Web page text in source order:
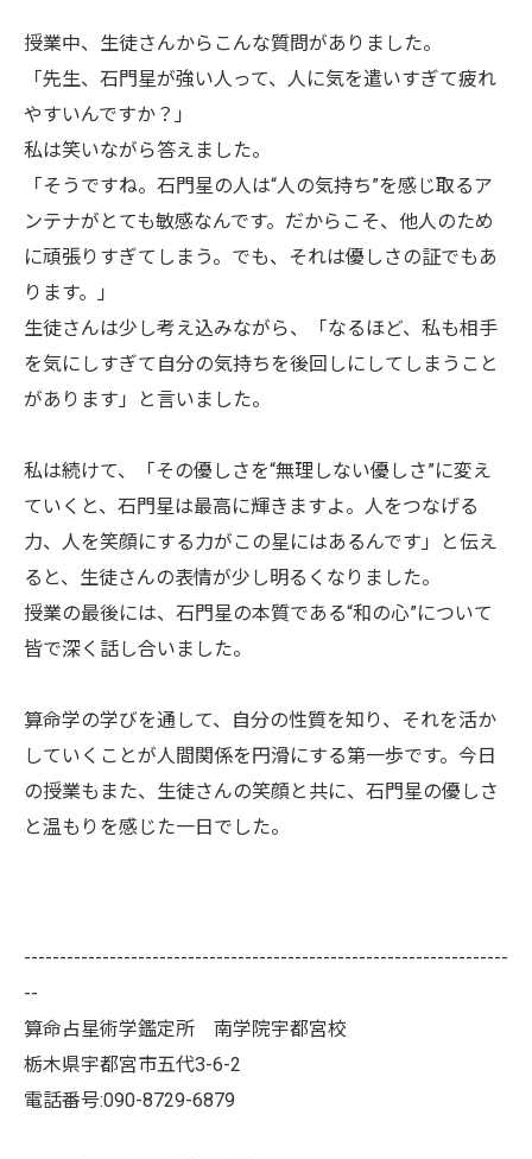
授業中、生徒さんからこんな質問がありました。
「先生、石門星が強い人って、人に気を遣いすぎて疲れ
やすいんですか？」
私は笑いながら答えました。
「そうですね。石門星の人は“人の気持ち”を感じ取るア
ンテナがとても敏感なんです。だからこそ、他人のため
に頑張りすぎてしまう。でも、それは優しさの証でもあ
ります。」
生徒さんは少し考え込みながら、「なるほど、私も相手
を気にしすぎて自分の気持ちを後回しにしてしまうこと
があります」と言いました。
私は続けて、「その優しさを“無理しない優しさ”に変え
ていくと、石門星は最高に輝きますよ。人をつなげる
力、人を笑顔にする力がこの星にはあるんです」と伝え
ると、生徒さんの表情が少し明るくなりました。
授業の最後には、石門星の本質である“和の心”について
皆で深く話し合いました。
算命学の学びを通して、自分の性質を知り、それを活か
していくことが人間関係を円滑にする第一歩です。今日
の授業もまた、生徒さんの笑顔と共に、石門星の優しさ
と温もりを感じた一日でした。
--------------------------------------------------------------------
--
算命占星術学鑑定所 南学院宇都宮校
栃木県宇都宮市五代3-6-2
電話番号:090-8729-6879